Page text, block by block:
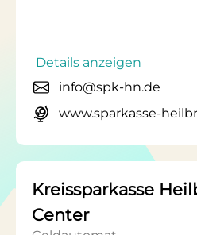
Details anzeigen
info@spk-hn.de
www.sparkasse-
Kreissparkasse
Center